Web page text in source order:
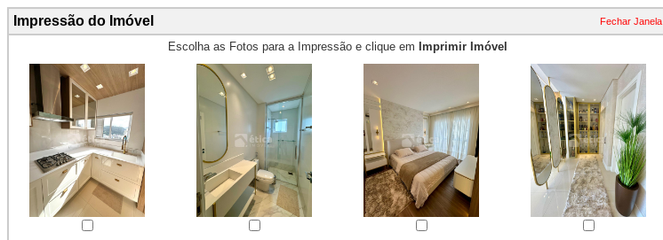
Impressão do Imóvel Fechar Janela
Escolha as Fotos para a Impressão e clique em Imprimir Imóvel